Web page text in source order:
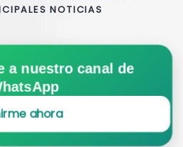
NOTICIAS
a nuestro canal de
ahora